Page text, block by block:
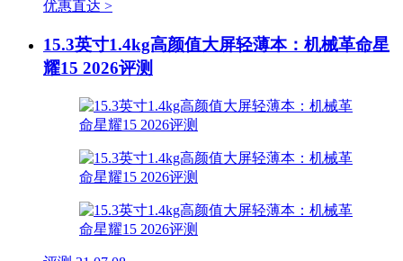
优惠直达 >
15.3英寸1.4kg高颜值大屏轻薄本：机械革命星
耀15 2026评测